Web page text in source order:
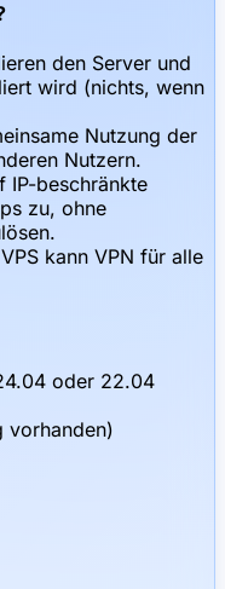
den Server und
wird (nichts, wenn
Nutzung der
Nutzern.
IP-beschränkte
zu, ohne
kann VPN für alle
oder 22.04
vorhanden)